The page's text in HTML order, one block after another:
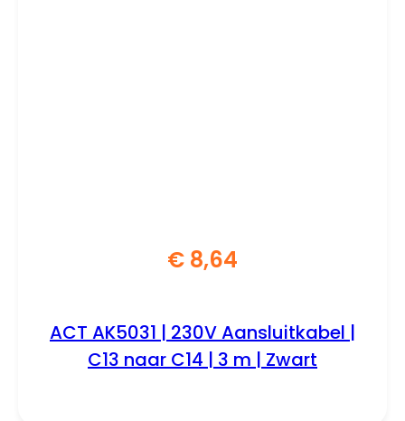
€ 8,64
ACT AK5031 | 230V Aansluitkabel |
C13 naar C14 | 3 m | Zwart